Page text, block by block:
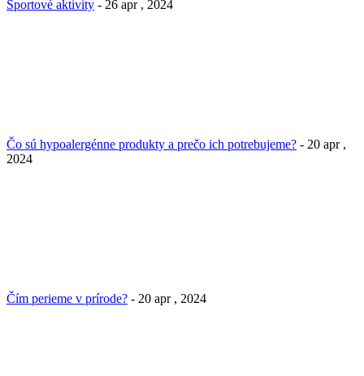
Športové aktivity - 26 apr , 2024
Čo sú hypoalergénne produkty a prečo ich potrebujeme? - 20 apr ,
2024
Čím perieme v prírode? - 20 apr , 2024